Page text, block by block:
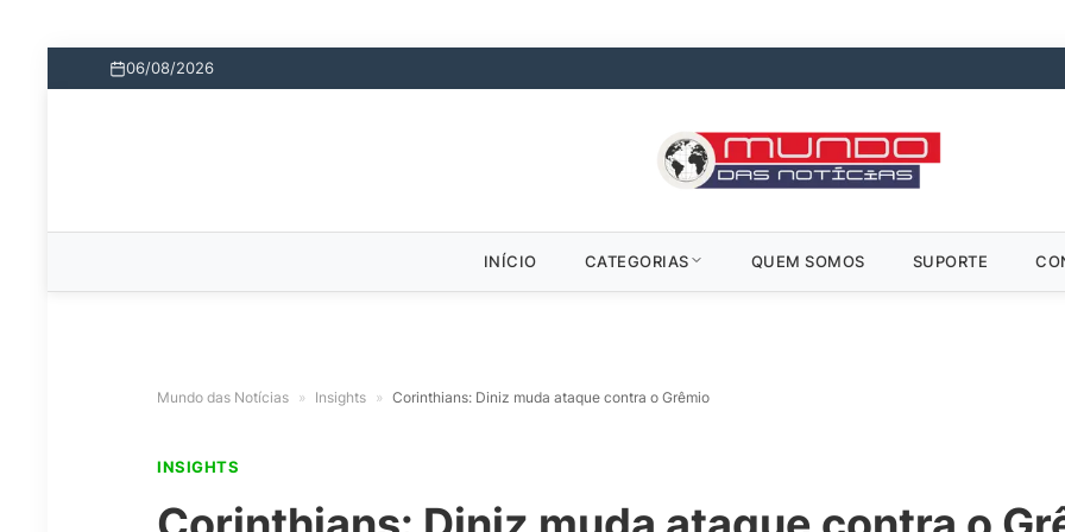
06/08/2026
INÍCIO CATEGORIAS QUEM SOMOS SUPORTE
Mundo das Notícias » Insights » Corinthians: Diniz muda ataque contra o Grêmio
INSIGHTS